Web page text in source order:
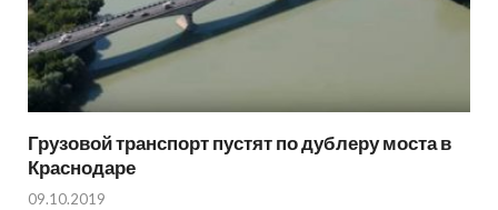
Грузовой транспорт пустят по дублеру моста в
Краснодаре
09.10.2019